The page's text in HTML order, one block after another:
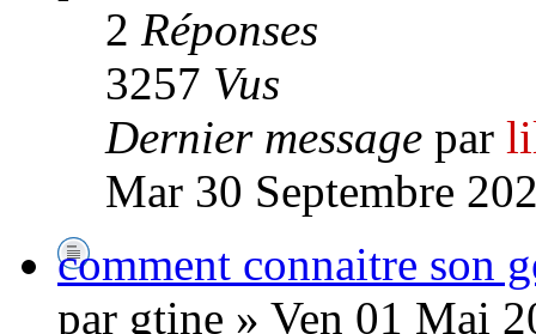
2 Réponses
3257 Vus
Dernier message par
Mar 30 Septembre
comment connaitre son
par gtine » Ven 01 Mai